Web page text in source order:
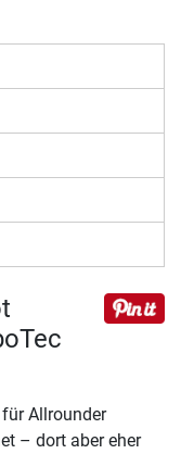
Allrounder
– dort aber eher